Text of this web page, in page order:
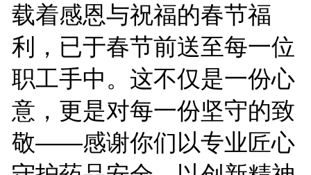
载着感恩与祝福的春节福
利，已于春节前送至每一位
职工手中。这不仅是一份心
意，更是对每一份坚守的致
敬——感谢你们以专业匠心